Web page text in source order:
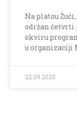
Na platou
održan četvrti
okviru
u organizaciji
22.09.2025